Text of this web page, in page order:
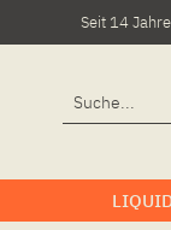
Seit 14